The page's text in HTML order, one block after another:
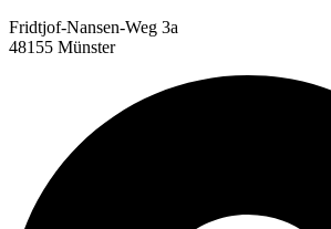
Fridtjof-Nansen-Weg 3a
48155 Münster